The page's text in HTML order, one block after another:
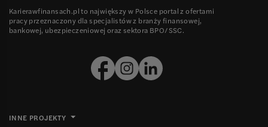
Karierawfinansach.pl to największy w Polsce portal z ofertami
pracy przeznaczony dla specjalistów z branży finansowej,
bankowej, ubezpieczeniowej oraz sektora BPO/SSC.
INNE PROJEKTY